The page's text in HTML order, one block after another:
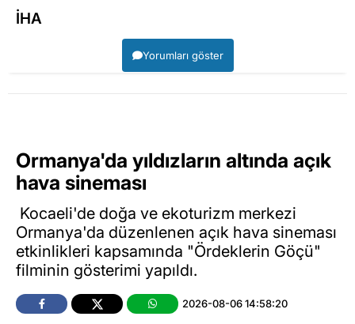
İHA
Yorumları göster
Ormanya'da yıldızların altında açık
hava sineması
Kocaeli'de doğa ve ekoturizm merkezi
Ormanya'da düzenlenen açık hava sineması
etkinlikleri kapsamında "Ördeklerin Göçü"
filminin gösterimi yapıldı.
2026-08-06 14:58:20